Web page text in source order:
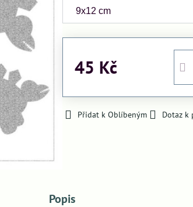
45 Kč
Přidat k Oblíbeným Dotaz k
Popis